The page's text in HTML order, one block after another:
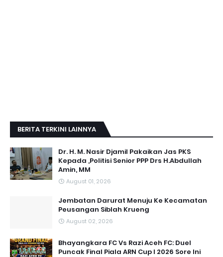
BERITA TERKINI LAINNYA
Dr. H. M. Nasir Djamil Pakaikan Jas PKS
Kepada ,Politisi Senior PPP Drs H.Abdullah
Amin, MM
August 01, 2026
Jembatan Darurat Menuju Ke Kecamatan
Peusangan Siblah Krueng
August 02, 2026
Bhayangkara FC Vs Razi Aceh FC: Duel
Puncak Final Piala ARN Cup I 2026 Sore Ini